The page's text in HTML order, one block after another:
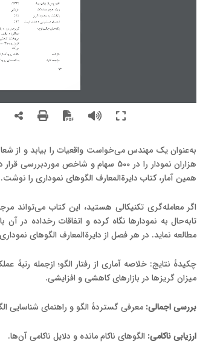
62
تغییر پس از پایان روند
%)33(
روند حجم معاملات
افزایشی
بازگشت به محدودۀ گریز
%54
احتمال دست یابی به هدف قیمت
%62
یافته های جالب توجه
گریزهای رو به
عملکرد را
می بخشد. کاهش
گریز رو به
می کند.
مترادف
مثلث رو به
مراجعه کنید
به کف های رو به
به‌عنوان یک مهندس می‌خواست واقعیات را بیابد و از
هزاران نمودار را در
سهام و شاخص موردبررسی
همین آمار، کتاب دایرة‌المعارف الگوهای نموداری را نوشت.
اگر معامله‌گری تکنیکالی هستید، این کتاب می‌تواند
تابه‌حال به نمودارها نگاه کرده و اتفاقات رخداده
مطالعه نماید. در هر فصل از دایرة‌المعارف الگوهای
چکیدۀ نتایج: خلاصه آماری از رفتار الگو؛ ازجمله رتبۀ
میزان گریزها در بازارهای کاهشی و افزایشی.
بررسی اجمالی: معرفی گستردۀ الگو و راهنمای شناسایی
ارزیابی ناکامی: الگوهای ناکام مانده و دلایل ناکامی آن‌ها.